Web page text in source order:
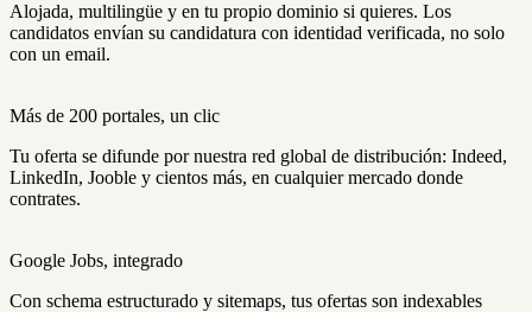
Alojada, multilingüe y en tu propio dominio si quieres. Los
candidatos envían su candidatura con identidad verificada, no solo
con un email.
Más de 200 portales, un clic
Tu oferta se difunde por nuestra red global de distribución: Indeed,
LinkedIn, Jooble y cientos más, en cualquier mercado donde
contrates.
Google Jobs, integrado
Con schema estructurado y sitemaps, tus ofertas son indexables